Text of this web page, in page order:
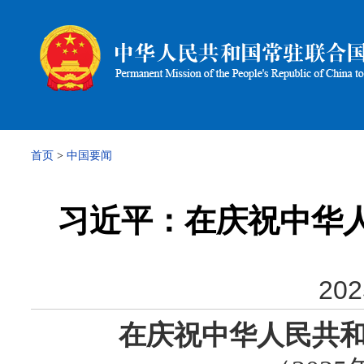
首页 > 中国要闻
习近平：在庆祝中华
在庆祝中华人民共